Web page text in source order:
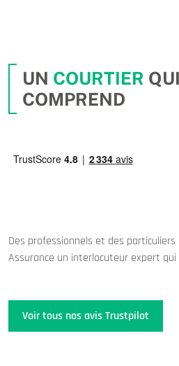
UN COURTIER
COMPREND
Des professionnels et des
Assurance un interlocuteur expert
Voir tous nos avis Trustpilot